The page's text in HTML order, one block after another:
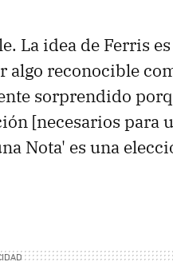
La idea de Ferris
algo reconocible
sorprendido
[necesarios para
Nota' es una